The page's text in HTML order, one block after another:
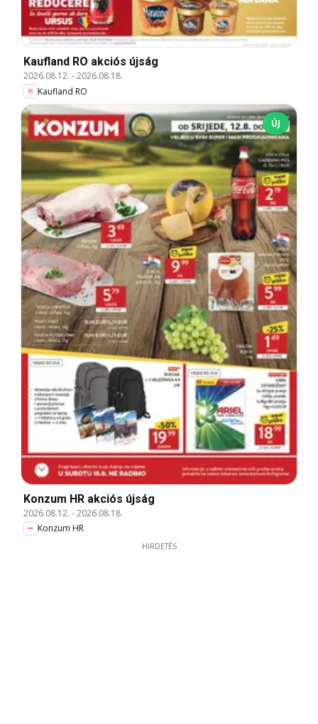
Kaufland RO akciós újság
2026.08.12. -2026.08.18.
Kaufland RO
ÚJ
Konzum HR akciós újság
2026.08.12. -2026.08.18.
Konzum HR
HIRDETÉS